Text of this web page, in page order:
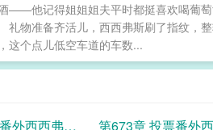
——他记得姐姐姐夫平时都挺喜欢喝葡
物准备齐活儿，西西弗斯刷了指纹，
这个点儿低空车道的车数...
外西西弗斯
第673章 投票番外